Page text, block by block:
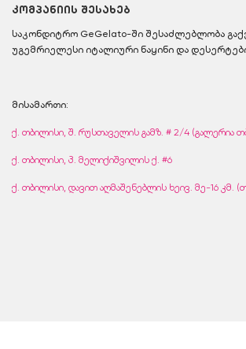
კომპანიის შესახებ
საკონდიტრო GeGelato-ში შესაძლებლობა
უგემრიელესი იტალიური ნაყინი და
მისამართი:
ქ. თბილისი, შ. რუსთაველის გამზ. # 2/4 (გალერია
ქ. თბილისი, პ. მელიქიშვილის ქ. #6
ქ. თბილისი, დავით აღმაშენებლის ხეივ. მე-16 კმ.